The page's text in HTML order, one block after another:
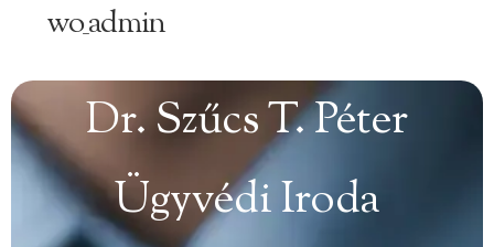
wo_admin
Dr. Szűcs T. Péter
Ügyvédi Iroda